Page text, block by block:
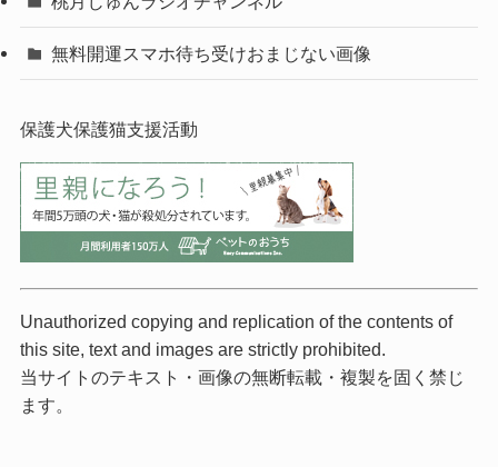
無料開運スマホ待ち受けおまじない画像
保護犬保護猫支援活動
Unauthorized copying and replication of the contents of
this site, text and images are strictly prohibited.
当サイトのテキスト・画像の無断転載・複製を固く禁じ
ます。